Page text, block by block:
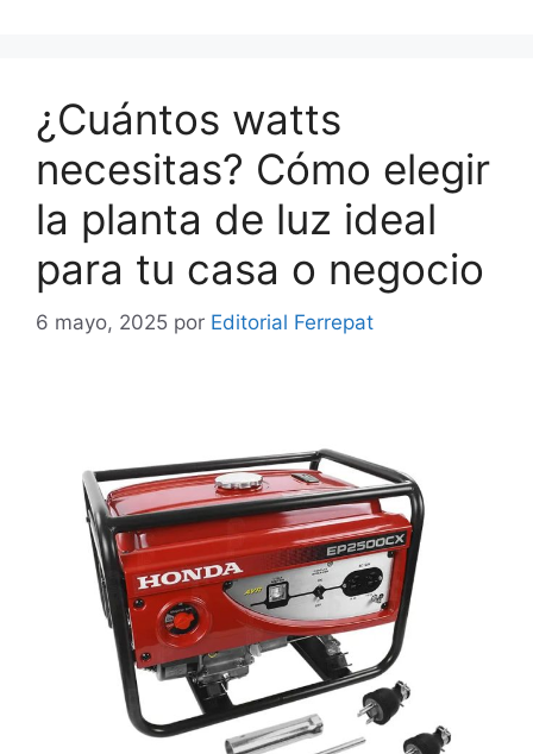
¿Cuántos watts
necesitas? Cómo elegir
la planta de luz ideal
para tu casa o negocio
6 mayo, 2025 por Editorial Ferrepat